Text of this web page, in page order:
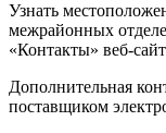
Узнать
межрайонных
«Контакты» веб-
Дополнительная
поставщиком